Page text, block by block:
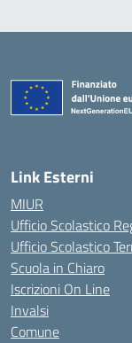
Link Esterni
MIUR
Ufficio Scolastico
Ufficio Scolastico
Scuola in Chiaro
Iscrizioni On Line
Invalsi
Comune